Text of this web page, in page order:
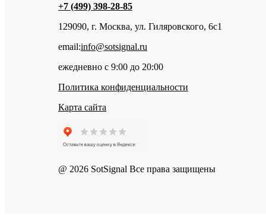
+7 (499) 398-28-85
129090, г. Москва, ул. Гиляровского, 6с1
email:info@sotsignal.ru
ежедневно с 9:00 до 20:00
Политика конфиденциальности
Карта сайта
@ 2026 SotSignal Все права защищены